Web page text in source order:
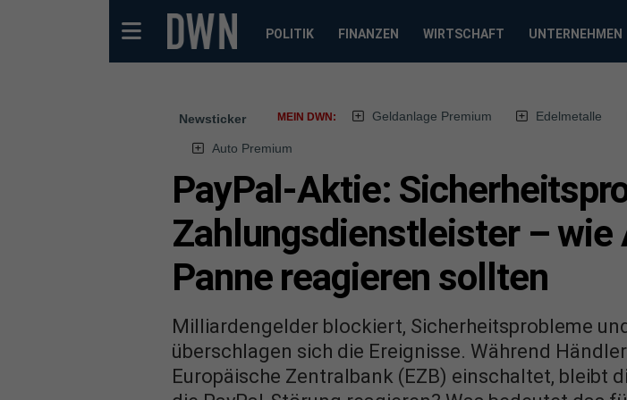
POLITIK FINANZEN WIRTSCHAFT UNTERNEHMEN
Newsticker MEIN DWN: Geldanlage Premium Edelmetalle
Auto Premium
PayPal-Aktie:
Zahlungsdienstleister – wie
Panne reagieren sollten
Milliardengelder blockiert, Sicherheitsprobleme
überschlagen sich die Ereignisse. Während
Europäische Zentralbank (EZB) einschaltet, bleibt